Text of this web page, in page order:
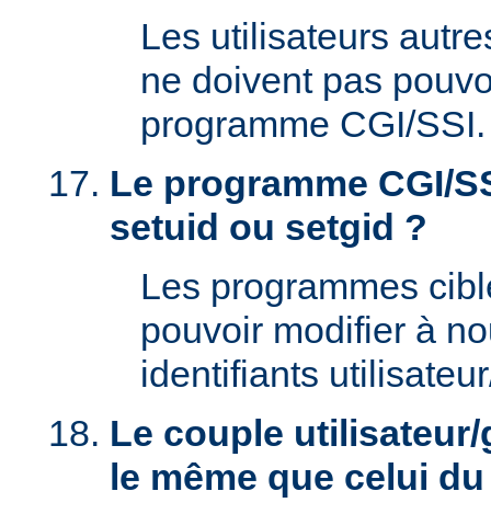
Les utilisateurs
ne doivent pas
programme CGI/SSI.
Le programme CGI/
setuid ou setgid ?
Les programmes
pouvoir modifier à
identifiants
Le couple
le même que celui